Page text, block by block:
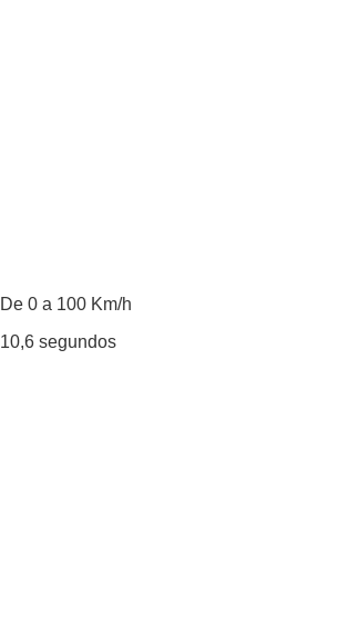
De 0 a 100 Km/h
10,6 segundos